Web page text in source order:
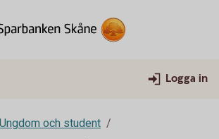
Logga in
Ungdom och student